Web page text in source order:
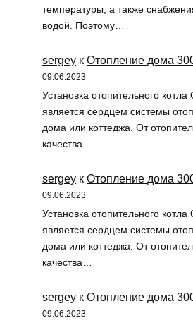
температуры, а также
водой. Поэтому…
sergey к Отопление дома
09.06.2023
Установка отопительного
является сердцем системы
дома или коттеджа. От
качества…
sergey к Отопление дома
09.06.2023
Установка отопительного
является сердцем системы
дома или коттеджа. От
качества…
sergey к Отопление дома
09.06.2023